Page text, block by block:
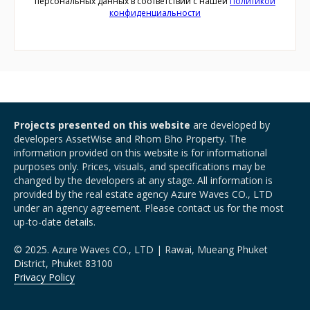
конфиденциальности
Projects presented on this website are developed by
developers AssetWise and Rhom Bho Property. The
information provided on this website is for informational
purposes only. Prices, visuals, and specifications may be
changed by the developers at any stage. All information is
provided by the real estate agency Azure Waves CO., LTD
under an agency agreement. Please contact us for the most
up-to-date details.
© 2025. Azure Waves CO., LTD | Rawai, Mueang Phuket
District, Phuket 83100
Privacy Policy